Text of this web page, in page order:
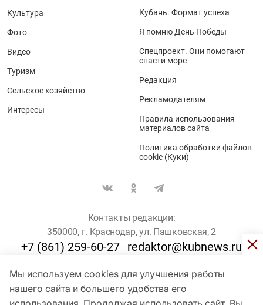
Мы используем cookies для улучшения работы
нашего сайта и большего удобства его
Культура
Фото
Видео
Туризм
Сельское хозяйство
Интересы
Кубань. Формат успеха
Я помню День Победы
Спецпроект. Они помогают
спасти море
Редакция
Рекламодателям
Правила использования
материалов сайта
Политика обработки файлов
cookie (Куки)
Контакты редакции:
350000, г. Краснодар, ул. Пашковская, 2
+7 (861) 259-60-27 redaktor@kubnews.ru
Для пользователей старше 16 лет
© Кубанские Новости, 2017